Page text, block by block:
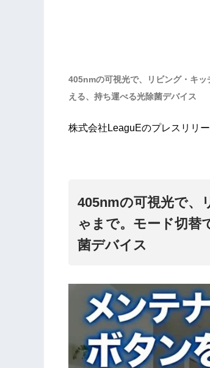
405nmの可視光で、リビング・キ
える、持ち運べる光除菌デバイス
株式会社LeaguEのプレスリリ
405nmの可視光で、
ゃまで。モード切替
菌デバイス